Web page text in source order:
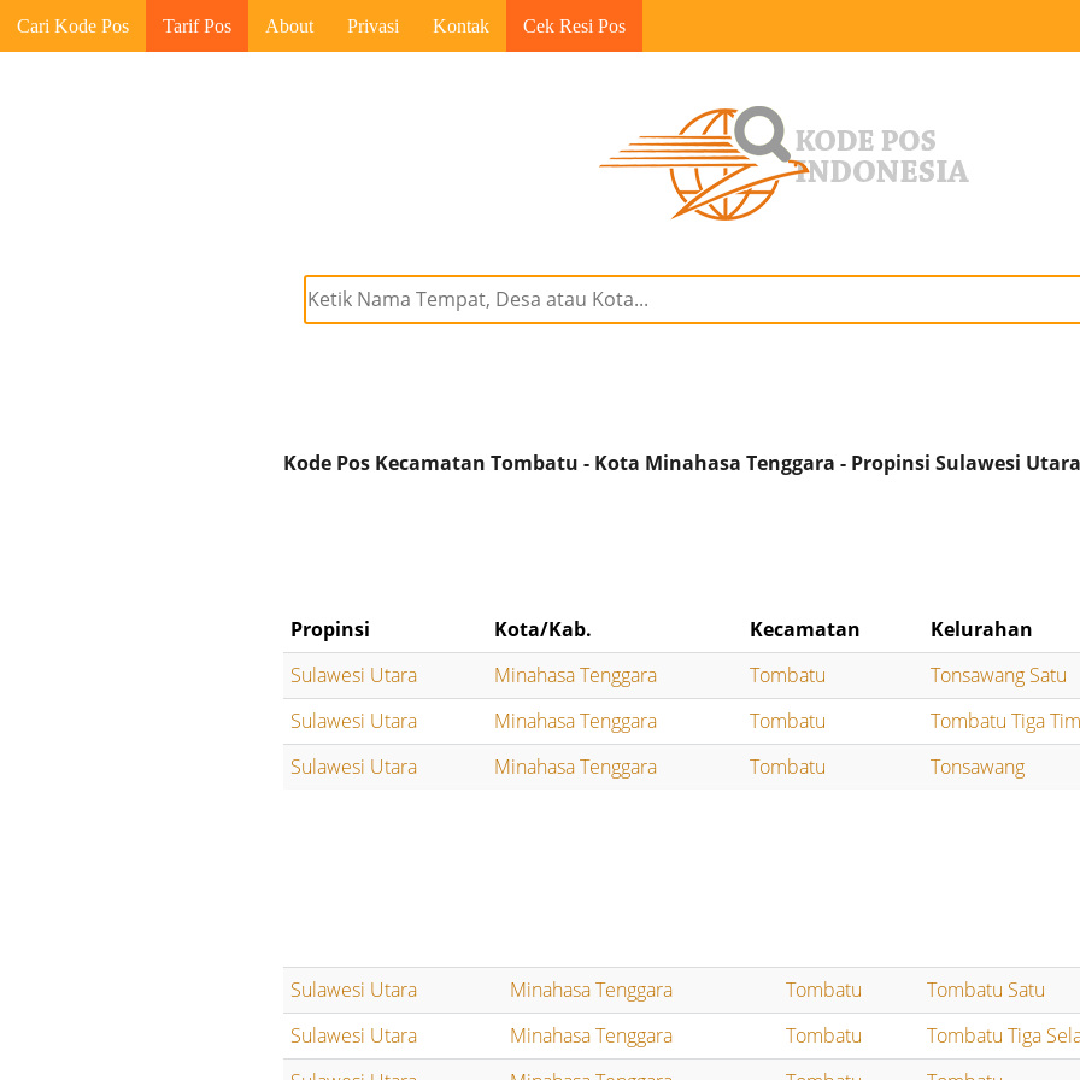
Cari Kode Pos Tarif Pos About Privasi Kontak Cek Resi Pos
Kode Pos Kecamatan Tombatu - Kota Minahasa Tenggara - Propinsi Sulawesi Utara
Propinsi Kota/Kab. Kecamatan Kelurahan
Sulawesi Utara
Minahasa Tenggara Tombatu Tonsawang Satu
Sulawesi Utara
Minahasa Tenggara Tombatu Tombatu Tiga
Sulawesi Utara
Minahasa Tenggara Tombatu Tonsawang
Sulawesi Utara Minahasa Tenggara Tombatu Tombatu Satu
Sulawesi Utara
Minahasa Tenggara Tombatu Tombatu Tiga